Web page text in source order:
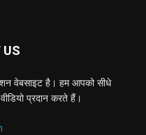
US
वेबसाइट है। हम आपको सीधे
प्रदान करते हैं।